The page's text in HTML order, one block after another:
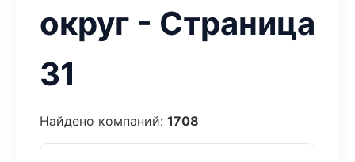
округ - Страница
31
Найдено компаний: 1708